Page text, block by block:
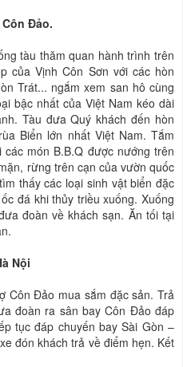
Đảo.
tàu thăm quan hành trình trên
của Vịnh Côn Sơn với các hòn
Trát... ngắm xem san hô cùng
bậc nhất của Việt Nam kéo dài
Tàu đưa Quý khách đến hòn
Biển lớn nhất Việt Nam. Tắm
món B.B.Q được nướng trên
rừng trên cạn của vườn quốc
thấy các loại sinh vật biển đặc
đá khi thủy triều xuống. Xuống
đoàn về khách sạn. Ăn tối tại
Nội
Côn Đảo mua sắm đặc sản. Trả
đoàn ra sân bay Côn Đảo đáp
tục đáp chuyến bay Sài Gòn –
đón khách trả về điểm hẹn. Kết